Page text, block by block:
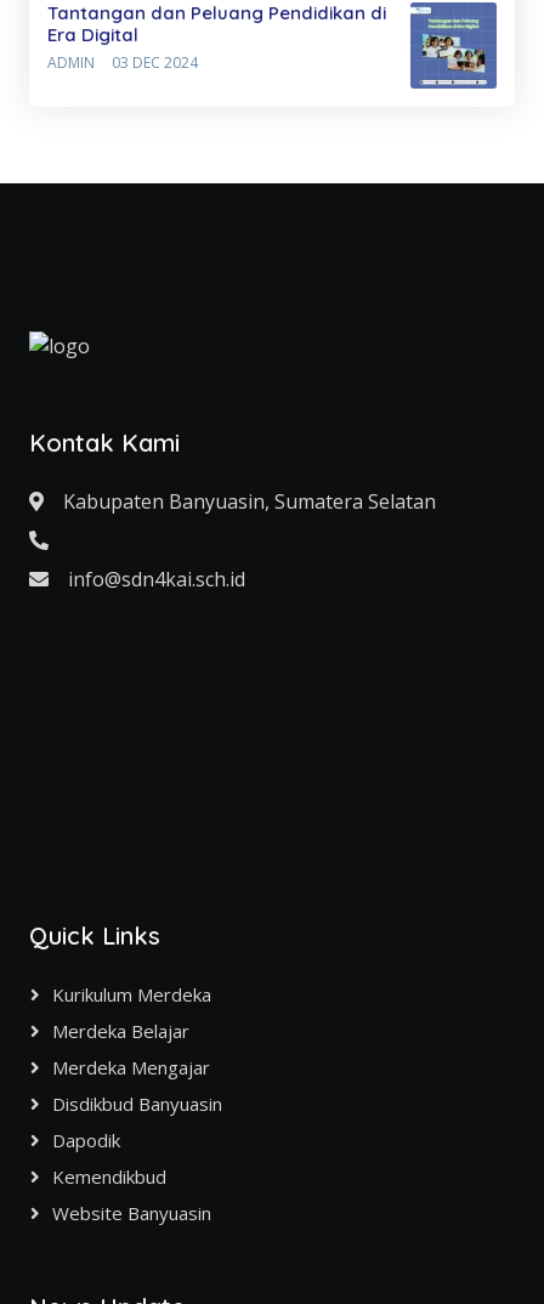
Tantangan dan Peluang Pendidikan di
Era Digital
ADMIN 03 DEC 2024
Kontak Kami
Kabupaten Banyuasin, Sumatera Selatan
info@sdn4kai.sch.id
Quick Links
Kurikulum Merdeka
Merdeka Belajar
Merdeka Mengajar
Disdikbud Banyuasin
Dapodik
Kemendikbud
Website Banyuasin